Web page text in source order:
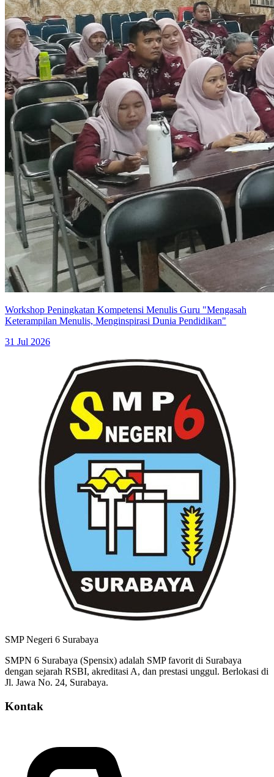
Workshop Peningkatan Kompetensi Menulis Guru "Mengasah
Keterampilan Menulis, Menginspirasi Dunia Pendidikan"
31 Jul 2026
SMP Negeri 6 Surabaya
SMPN 6 Surabaya (Spensix) adalah SMP favorit di Surabaya
dengan sejarah RSBI, akreditasi A, dan prestasi unggul. Berlokasi di
Jl. Jawa No. 24, Surabaya.
Kontak